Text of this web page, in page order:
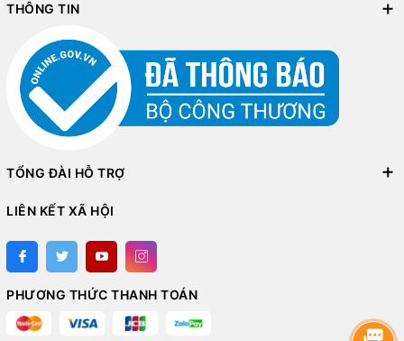
THÔNG TIN
TỔNG ĐÀI HỖ TRỢ
LIÊN KẾT XÃ HỘI
PHƯƠNG THỨC THANH TOÁN